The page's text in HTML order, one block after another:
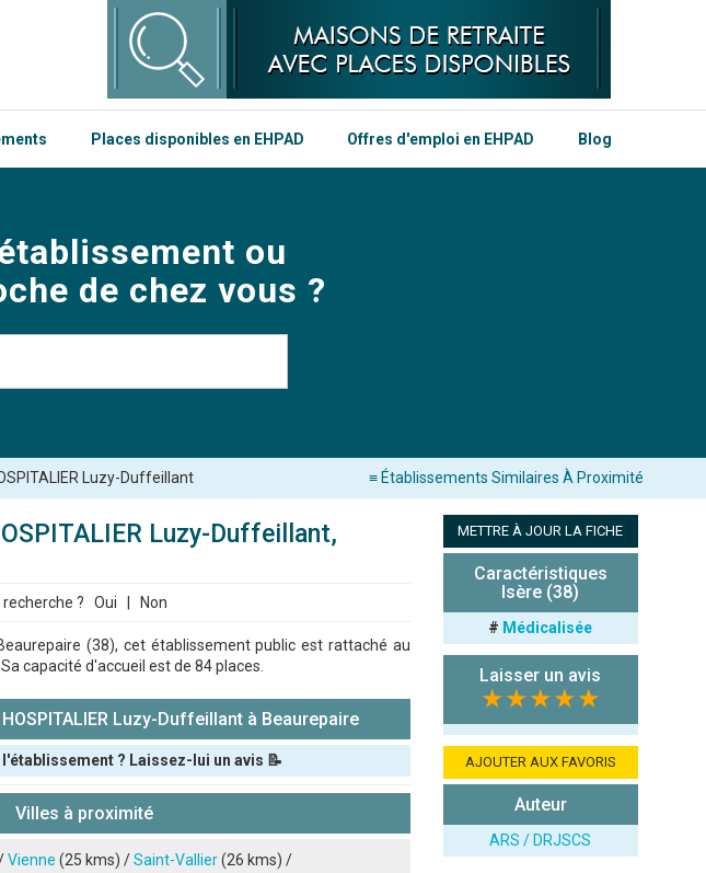
Places disponibles en EHPAD Offres d'emploi en EHPAD Blog
ou
de chez vous ?
≡ Établissements Similaires À Proximité
Luzy-Duffeillant
Luzy-Duffeillant,
? Oui Non
(38), cet établissement public est rattaché au
capacité d'accueil est de 84 places.
HOSPITALIER Luzy-Duffeillant à Beaurepaire
? Laissez-lui un avis 📝
:
Villes à proximité
Vienne (25 kms) /Saint-Vallier(26 kms) /
METTRE À JOUR LA FICHE
Caractéristiques
Isère (38)
# Médicalisée
Laisser un avis
★★★★★
AJOUTER AUX FAVORIS
Auteur
ARS / DRJSCS